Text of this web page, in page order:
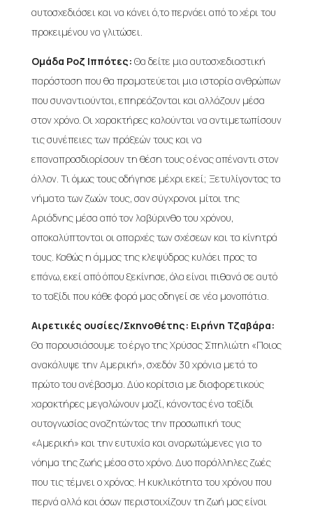
αυτοσχεδιάσει και να κάνει ό,το περνάει από το χέρι του
προκειμένου να γλιτώσει.
Ομάδα Ροζ Ιππότες: Θα δείτε μια αυτοσχεδιαστική
παράσταση που θα πραματεύεται μια ιστορία ανθρώπων
που συναντιούνται, επηρεάζονται και αλλάζουν μέσα
στον χρόνο. Οι χαρακτήρες καλούνται να αντιμετωπίσουν
τις συνέπειες των πράξεών τους και να
επαναπροσδιορίσουν τη θέση τους ο ένας απέναντι στον
άλλον. Τι όμως τους οδήγησε μέχρι εκεί; Ξετυλίγοντας τα
νήματα των ζωών τους, σαν σύγχρονοι μίτοι της
Αριάδνης μέσα από τον λαβύρινθο του χρόνου,
αποκαλύπτονται οι απαρχές των σχέσεων και τα κίνητρά
τους. Καθώς η άμμος της κλεψύδρας κυλάει προς τα
επάνω, εκεί από όπου ξεκίνησε, όλα είναι πιθανά σε αυτό
το ταξίδι που κάθε φορά μας οδηγεί σε νέα μονοπάτια.
Αιρετικές ουσίες/Σκηνοθέτης: Ειρήνη Τζαβάρα:
Θα παρουσιάσουμε το έργο της Χρύσας Σπηλιώτη «Ποιος
ανακάλυψε την Αμερική», σχεδόν 30 χρόνια μετά το
πρώτο του ανέβασμα. Δύο κορίτσια με διαφορετικούς
χαρακτήρες μεγαλώνουν μαζί, κάνοντας ένα ταξίδι
αυτογνωσίας αναζητώντας την προσωπική τους
«Αμερική» και την ευτυχία και αναρωτώμενες για το
νόημα της ζωής μέσα στο χρόνο. Δυο παράλληλες ζωές
που τις τέμνει ο χρόνος. Η κυκλικότητα του χρόνου που
περνά αλλά και όσων περιστοιχίζουν τη ζωή μας είναι